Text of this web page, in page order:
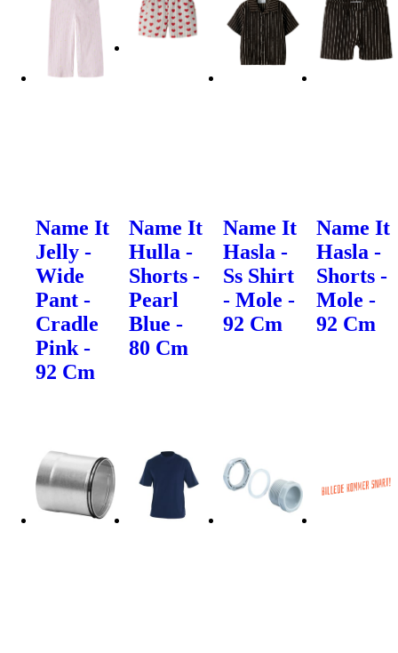
Name It
Jelly -
Wide
Pant -
Cradle
Pink -
92 Cm
Name It
Hulla -
Shorts -
Pearl
Blue -
80 Cm
Name It
Hasla -
Ss Shirt
- Mole -
92 Cm
Name It
Hasla -
Shorts -
Mole -
92 Cm